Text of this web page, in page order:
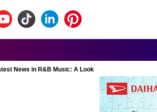
News in R&B Music: A Look at Super Bowl